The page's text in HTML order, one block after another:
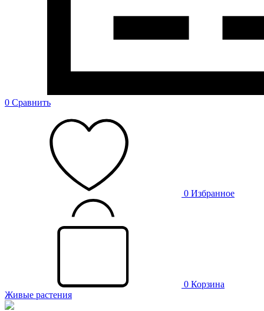
0 Сравнить
0 Избранное
0 Корзина
Живые растения